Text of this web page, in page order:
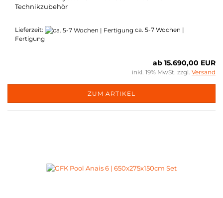
Technikzubehör
Lieferzeit:
ca. 5-7 Wochen |
Fertigung
ab 15.690,00 EUR
inkl. 19% MwSt. zzgl. Versand
ZUM ARTIKEL